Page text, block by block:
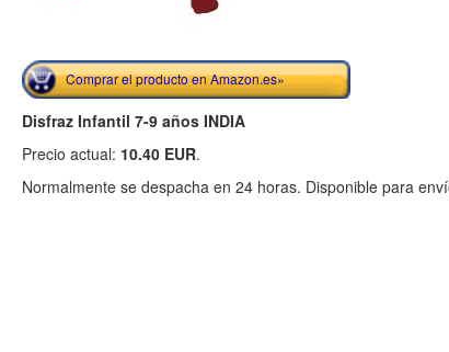
Comprar el producto en Amazon.es»
Disfraz Infantil 7-9 años INDIA
Precio actual: 10.40 EUR.
Normalmente se despacha en 24 horas. Disponible para